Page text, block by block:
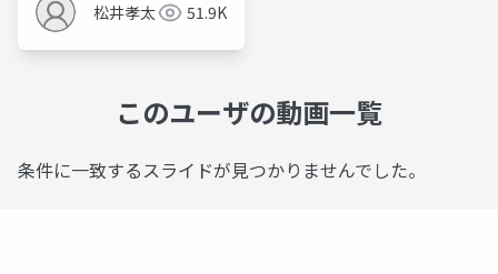
松井孝太 51.9K
このユーザの動画一覧
条件に一致するスライドが見つかりませんでした。